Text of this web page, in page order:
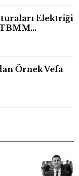
Elektriği
TBMM
Örnek Vefa